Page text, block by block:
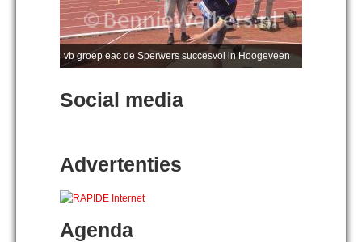
vb groep eac de Sperwers succesvol in Hoogeveen
Social media
Advertenties
Agenda